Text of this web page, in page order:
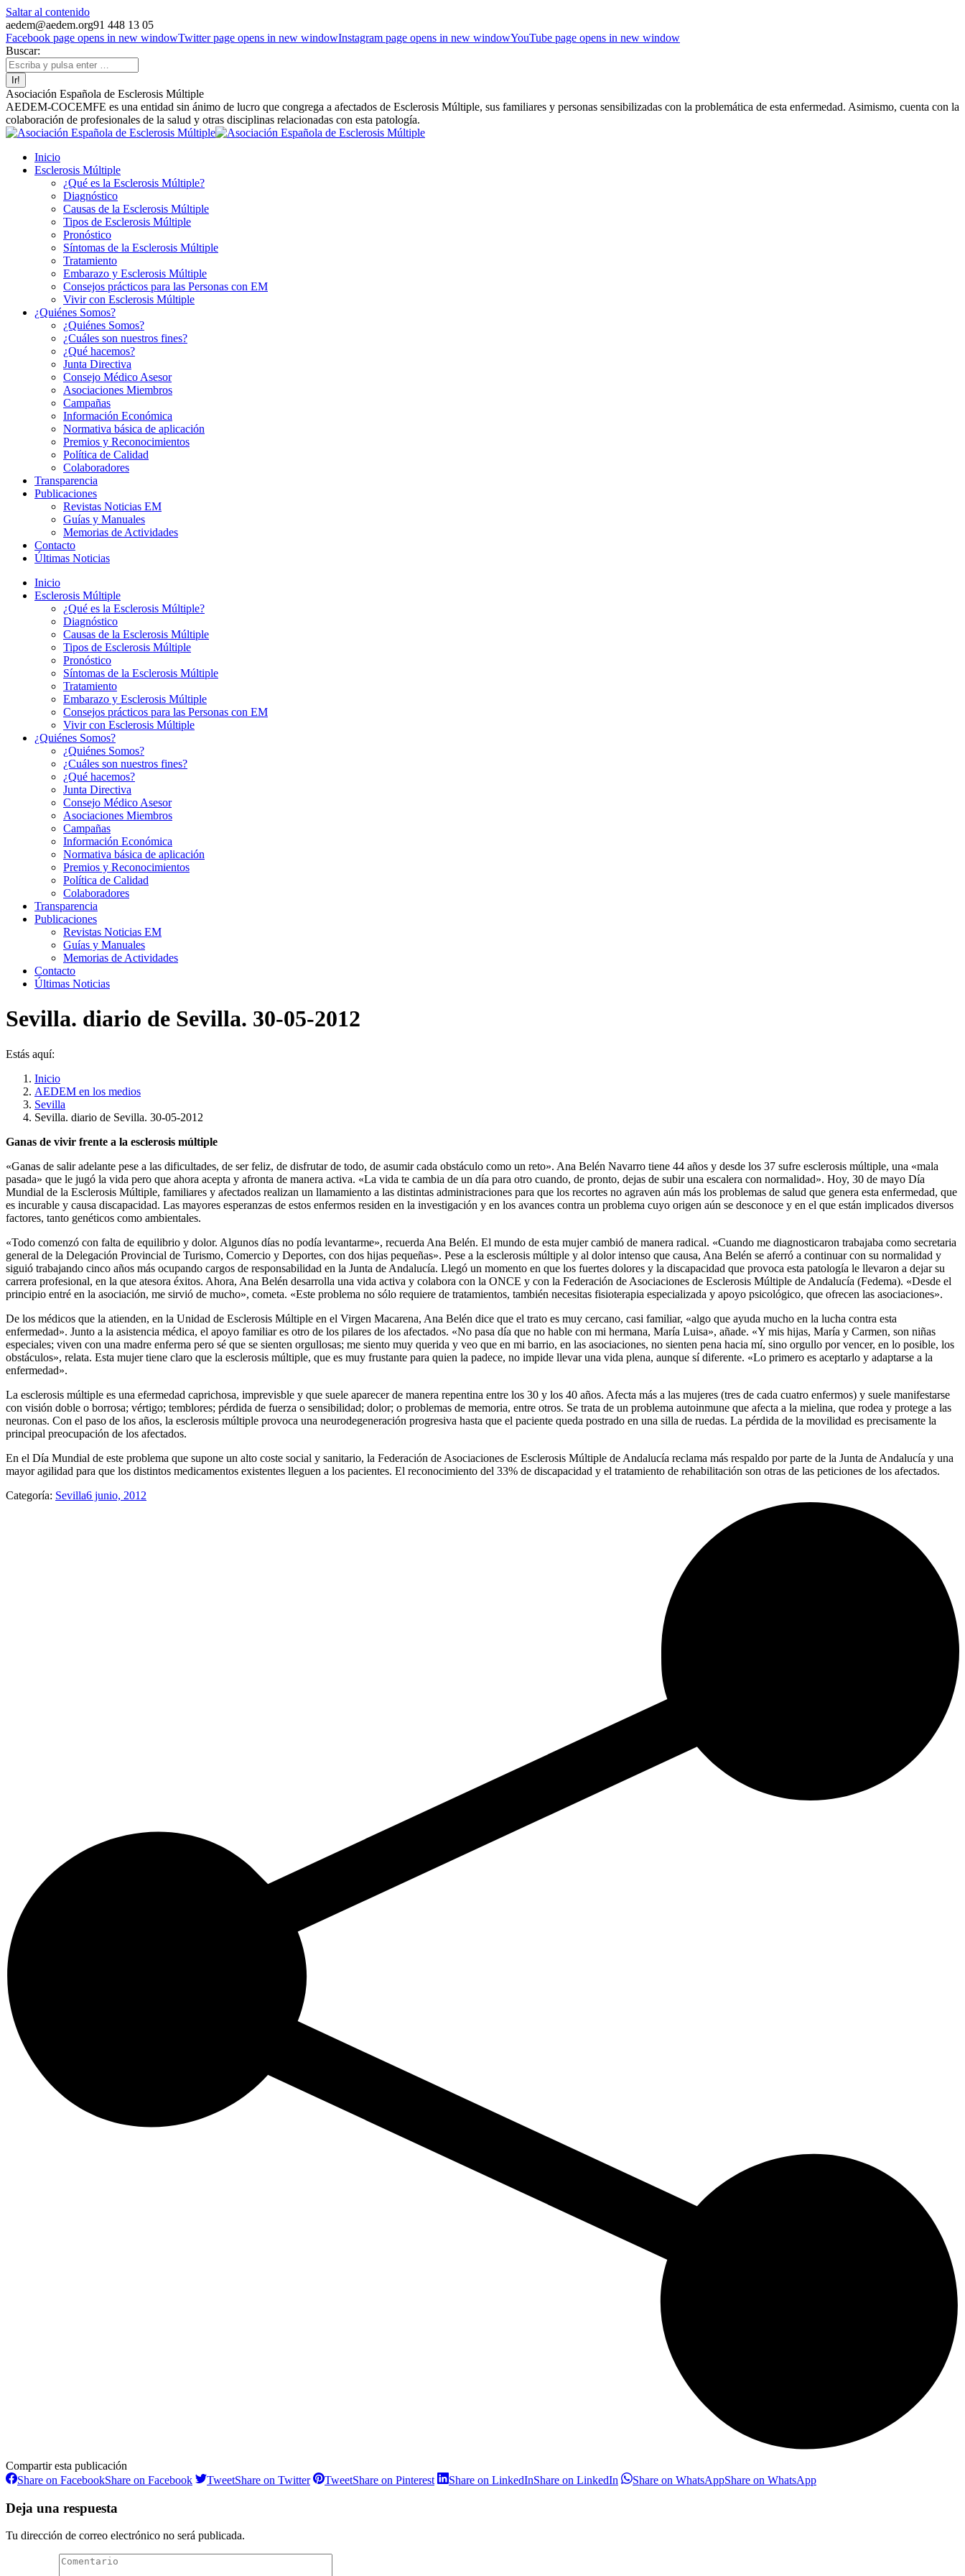
Saltar al contenido
aedem@aedem.org91 448 13 05
Facebook page opens in new windowTwitter page opens in new windowInstagram page opens in new windowYouTube page opens in new window
Buscar:
Asociación Española de Esclerosis Múltiple
AEDEM-COCEMFE es una entidad sin ánimo de lucro que congrega a afectados de Esclerosis Múltiple, sus familiares y personas sensibilizadas con la problemática de esta enfermedad. Asimismo, cuenta con la
colaboración de profesionales de la salud y otras disciplinas relacionadas con esta patología.
Inicio
Esclerosis Múltiple
¿Qué es la Esclerosis Múltiple?
Diagnóstico
Causas de la Esclerosis Múltiple
Tipos de Esclerosis Múltiple
Pronóstico
Síntomas de la Esclerosis Múltiple
Tratamiento
Embarazo y Esclerosis Múltiple
Consejos prácticos para las Personas con EM
Vivir con Esclerosis Múltiple
¿Quiénes Somos?
¿Quiénes Somos?
¿Cuáles son nuestros fines?
¿Qué hacemos?
Junta Directiva
Consejo Médico Asesor
Asociaciones Miembros
Campañas
Información Económica
Normativa básica de aplicación
Premios y Reconocimientos
Política de Calidad
Colaboradores
Transparencia
Publicaciones
Revistas Noticias EM
Guías y Manuales
Memorias de Actividades
Contacto
Últimas Noticias
Inicio
Esclerosis Múltiple
¿Qué es la Esclerosis Múltiple?
Diagnóstico
Causas de la Esclerosis Múltiple
Tipos de Esclerosis Múltiple
Pronóstico
Síntomas de la Esclerosis Múltiple
Tratamiento
Embarazo y Esclerosis Múltiple
Consejos prácticos para las Personas con EM
Vivir con Esclerosis Múltiple
¿Quiénes Somos?
¿Quiénes Somos?
¿Cuáles son nuestros fines?
¿Qué hacemos?
Junta Directiva
Consejo Médico Asesor
Asociaciones Miembros
Campañas
Información Económica
Normativa básica de aplicación
Premios y Reconocimientos
Política de Calidad
Colaboradores
Transparencia
Publicaciones
Revistas Noticias EM
Guías y Manuales
Memorias de Actividades
Contacto
Últimas Noticias
Sevilla. diario de Sevilla. 30-05-2012
Estás aquí:
Inicio
AEDEM en los medios
Sevilla
Sevilla. diario de Sevilla. 30-05-2012
Ganas de vivir frente a la esclerosis múltiple
«Ganas de salir adelante pese a las dificultades, de ser feliz, de disfrutar de todo, de asumir cada obstáculo como un reto». Ana Belén Navarro tiene 44 años y desde los 37 sufre esclerosis múltiple, una «mala
pasada» que le jugó la vida pero que ahora acepta y afronta de manera activa. «La vida te cambia de un día para otro cuando, de pronto, dejas de subir una escalera con normalidad». Hoy, 30 de mayo Día
Mundial de la Esclerosis Múltiple, familiares y afectados realizan un llamamiento a las distintas administraciones para que los recortes no agraven aún más los problemas de salud que genera esta enfermedad, que
es incurable y causa discapacidad. Las mayores esperanzas de estos enfermos residen en la investigación y en los avances contra un problema cuyo origen aún se desconoce y en el que están implicados diversos
factores, tanto genéticos como ambientales.
«Todo comenzó con falta de equilibrio y dolor. Algunos días no podía levantarme», recuerda Ana Belén. El mundo de esta mujer cambió de manera radical. «Cuando me diagnosticaron trabajaba como secretaria
general de la Delegación Provincial de Turismo, Comercio y Deportes, con dos hijas pequeñas». Pese a la esclerosis múltiple y al dolor intenso que causa, Ana Belén se aferró a continuar con su normalidad y
siguió trabajando cinco años más ocupando cargos de responsabilidad en la Junta de Andalucía. Llegó un momento en que los fuertes dolores y la discapacidad que provoca esta patología le llevaron a dejar su
carrera profesional, en la que atesora éxitos. Ahora, Ana Belén desarrolla una vida activa y colabora con la ONCE y con la Federación de Asociaciones de Esclerosis Múltiple de Andalucía (Fedema). «Desde el
principio entré en la asociación, me sirvió de mucho», cometa. «Este problema no sólo requiere de tratamientos, también necesitas fisioterapia especializada y apoyo psicológico, que ofrecen las asociaciones».
De los médicos que la atienden, en la Unidad de Esclerosis Múltiple en el Virgen Macarena, Ana Belén dice que el trato es muy cercano, casi familiar, «algo que ayuda mucho en la lucha contra esta
enfermedad». Junto a la asistencia médica, el apoyo familiar es otro de los pilares de los afectados. «No pasa día que no hable con mi hermana, María Luisa», añade. «Y mis hijas, María y Carmen, son niñas
especiales; viven con una madre enferma pero sé que se sienten orgullosas; me siento muy querida y veo que en mi barrio, en las asociaciones, no sienten pena hacia mí, sino orgullo por vencer, en lo posible, los
obstáculos», relata. Esta mujer tiene claro que la esclerosis múltiple, que es muy frustante para quien la padece, no impide llevar una vida plena, aunque sí diferente. «Lo primero es aceptarlo y adaptarse a la
enfermedad».
La esclerosis múltiple es una efermedad caprichosa, imprevisble y que suele aparecer de manera repentina entre los 30 y los 40 años. Afecta más a las mujeres (tres de cada cuatro enfermos) y suele manifestarse
con visión doble o borrosa; vértigo; temblores; pérdida de fuerza o sensibilidad; dolor; o problemas de memoria, entre otros. Se trata de un problema autoinmune que afecta a la mielina, que rodea y protege a las
neuronas. Con el paso de los años, la esclerosis múltiple provoca una neurodegeneración progresiva hasta que el paciente queda postrado en una silla de ruedas. La pérdida de la movilidad es precisamente la
principal preocupación de los afectados.
En el Día Mundial de este problema que supone un alto coste social y sanitario, la Federación de Asociaciones de Esclerosis Múltiple de Andalucía reclama más respaldo por parte de la Junta de Andalucía y una
mayor agilidad para que los distintos medicamentos existentes lleguen a los pacientes. El reconocimiento del 33% de discapacidad y el tratamiento de rehabilitación son otras de las peticiones de los afectados.
Categoría: Sevilla6 junio, 2012
Compartir esta publicación
Share on FacebookShare on Facebook TweetShare on Twitter TweetShare on Pinterest Share on LinkedInShare on LinkedIn Share on WhatsAppShare on WhatsApp
Deja una respuesta
Tu dirección de correo electrónico no será publicada.